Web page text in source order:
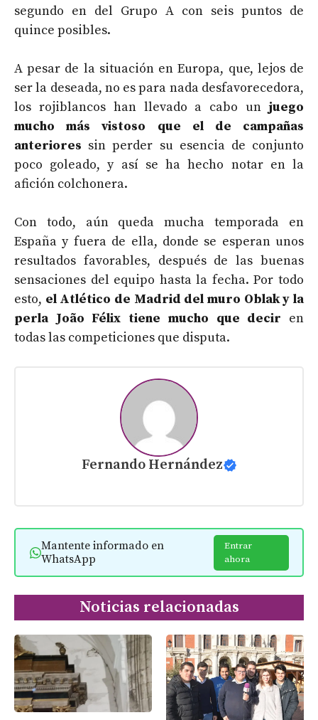
segundo en del Grupo A con seis puntos de
quince posibles.
A pesar de la situación en Europa, que, lejos de
ser la deseada, no es para nada desfavorecedora,
los rojiblancos han llevado a cabo un juego
mucho más vistoso que el de campañas
anteriores sin perder su esencia de conjunto
poco goleado, y así se ha hecho notar en la
afición colchonera.
Con todo, aún queda mucha temporada en
España y fuera de ella, donde se esperan unos
resultados favorables, después de las buenas
sensaciones del equipo hasta la fecha. Por todo
esto, el Atlético de Madrid del muro Oblak y la
perla João Félix tiene mucho que decir en
todas las competiciones que disputa.
Fernando Hernández
Mantente informado en
WhatsApp
Entrar
ahora
Noticias relacionadas